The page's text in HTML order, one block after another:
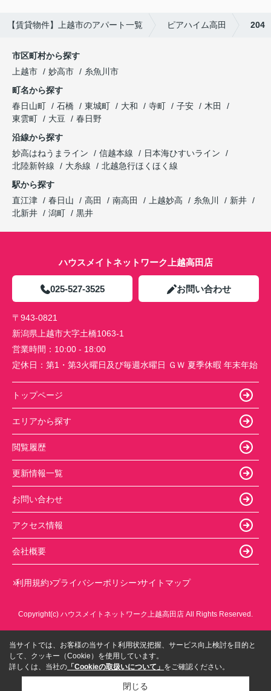
【賃貸物件】上越市のアパート一覧 ピアハイム高田 204
市区町村から探す
上越市
妙高市
糸魚川市
町名から探す
春日山町
石橋 東城町 大和 寺町 子安
木田
東雲町
大豆
春日野
沿線から探す
妙高はねうまライン
信越本線
日本海ひすいライン
北陸新幹線
大糸線
北越急行ほくほく線
駅から探す
直江津
春日山 高田 南高田 上越妙高 糸魚川
新井
北新井
潟町 黒井
ハウスメイトネットワーク上越高田店
025-527-3525 お問い合わせ
〒943-0821
新潟県上越市大字土橋1063-1
営業時間： 10:00 - 18:00
定休日： 第1・第3火曜日及び毎週水曜日 ＧＷ 夏季休暇 年末年始
トップページ
エリアから探す
閲覧履歴
更新情報一覧
お問い合わせ
アクセス情報
会社概要
利用規約 プライバシーポリシー サイトマップ
Copyright(c) ハウスメイトネットワーク上越高田店 All Rights Reserved.
当サイトでは、お客様の当サイト利用状況把握、サービス向上検討を目的と
して、クッキー（Cookie）を使用しています。
詳しくは、当社の 「Cookieの取扱いについて」 をご確認ください。
閉じる